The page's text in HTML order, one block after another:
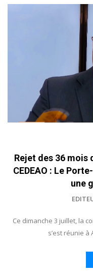
Rejet des 36 mois
CEDEAO : Le
une
Ce dimanche 3 juillet, la
s’est réunie